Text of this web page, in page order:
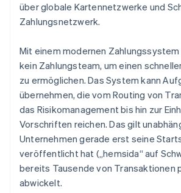
über globale Kartennetzwerke und
Zahlungsnetzwerk.
Mit einem modernen
kein Zahlungsteam, um einen
zu ermöglichen. Das System kann
übernehmen, die vom Routing von
das Risikomanagement bis hin zur
Vorschriften reichen. Das gilt
Unternehmen gerade erst seine
veröffentlicht hat („hemsida“ auf
bereits Tausende von Transaktionen
abwickelt.